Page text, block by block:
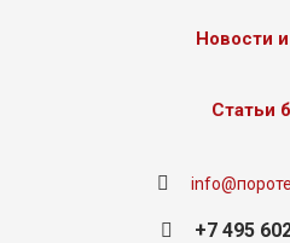
Новости
Статьи
+7 495